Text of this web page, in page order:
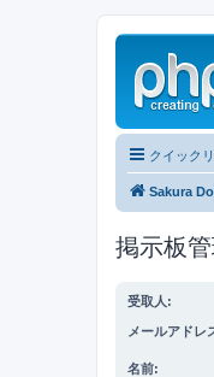
クイック
Sakura
掲示板
受取人:
メールアドレ
名前: